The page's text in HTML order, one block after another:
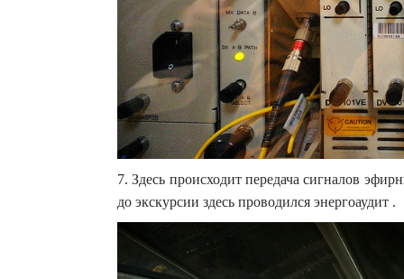
7. Здесь происходит передача сигналов
до экскурсии здесь проводился энергоаудит .